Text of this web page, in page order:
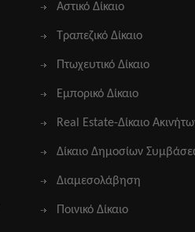
Αστικό Δίκαιο
Τραπεζικό Δίκαιο
Πτωχευτικό Δίκαιο
Εμπορικό Δίκαιο
Real Estate-Δίκαιο
Δίκαιο Δημοσίων
Διαμεσολάβηση
Ποινικό Δίκαιο